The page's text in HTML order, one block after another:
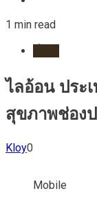
1 min read
ไลอ้อน ประ
สุขภาพช่อง
Kloy0
Mobile